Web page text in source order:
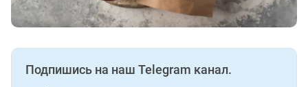
Подпишись на наш Telegram канал.